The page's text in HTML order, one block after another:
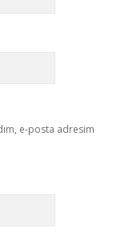
e-posta adresim